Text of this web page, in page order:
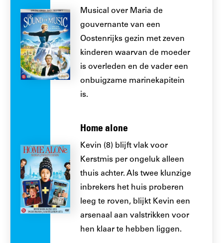
Musical over Maria de
gouvernante van een
Oostenrijks gezin met zeven
kinderen waarvan de moeder
is overleden en de vader een
onbuigzame marinekapitein
is.
Home alone
Kevin (8) blijft vlak voor
Kerstmis per ongeluk alleen
thuis achter. Als twee klunzige
inbrekers het huis proberen
leeg te roven, blijkt Kevin een
arsenaal aan valstrikken voor
hen klaar te hebben liggen.